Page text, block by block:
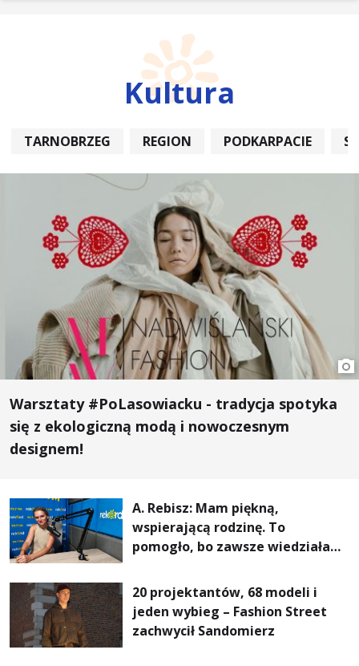
Kultura
TARNOBRZEG REGION PODKARPACIE
Warsztaty #PoLasowiacku - tradycja spotyka
się z ekologiczną modą i nowoczesnym
designem!
A. Rebisz: Mam piękną,
wspierającą rodzinę. To
pomogło, bo zawsze wiedziałam,
najważniejsza
20 projektantów, 68 modeli i
jeden wybieg – Fashion Street
zachwycił Sandomierz